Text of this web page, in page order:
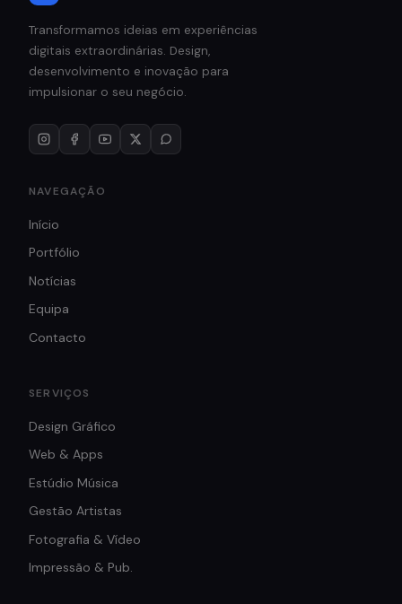
Transformamos ideias em experiências
digitais extraordinárias. Design,
desenvolvimento e inovação para
impulsionar o seu negócio.
NAVEGAÇÃO
Início
Portfólio
Notícias
Equipa
Contacto
SERVIÇOS
Design Gráfico
Web & Apps
Estúdio Música
Gestão Artistas
Fotografia & Vídeo
Impressão & Pub.